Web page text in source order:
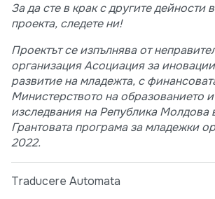
За да сте в крак с другите дейности
проекта, следете ни!
Проектът се изпълнява от
организация Асоциация за
развитие на младежта, с
Министерството на образованието
изследвания на Република Молдова
Грантовата програма за младежки
2022.
Traducere Automata